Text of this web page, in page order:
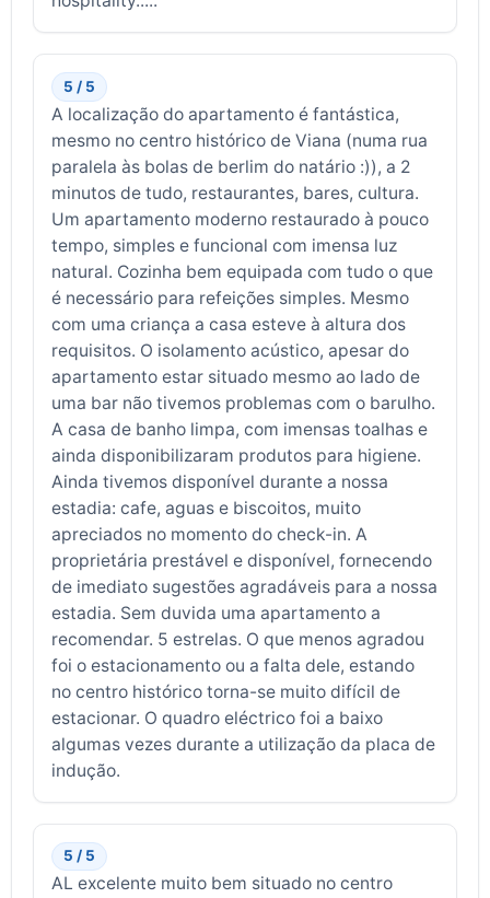
5 / 5
A localização do apartamento é fantástica,
mesmo no centro histórico de Viana (numa rua
paralela às bolas de berlim do natário :)), a 2
minutos de tudo, restaurantes, bares, cultura.
Um apartamento moderno restaurado à pouco
tempo, simples e funcional com imensa luz
natural. Cozinha bem equipada com tudo o que
é necessário para refeições simples. Mesmo
com uma criança a casa esteve à altura dos
requisitos. O isolamento acústico, apesar do
apartamento estar situado mesmo ao lado de
uma bar não tivemos problemas com o barulho.
A casa de banho limpa, com imensas toalhas e
ainda disponibilizaram produtos para higiene.
Ainda tivemos disponível durante a nossa
estadia: cafe, aguas e biscoitos, muito
apreciados no momento do check-in. A
proprietária prestável e disponível, fornecendo
de imediato sugestões agradáveis para a nossa
estadia. Sem duvida uma apartamento a
recomendar. 5 estrelas. O que menos agradou
foi o estacionamento ou a falta dele, estando
no centro histórico torna-se muito difícil de
estacionar. O quadro eléctrico foi a baixo
algumas vezes durante a utilização da placa de
indução.
5 / 5
AL excelente muito bem situado no centro